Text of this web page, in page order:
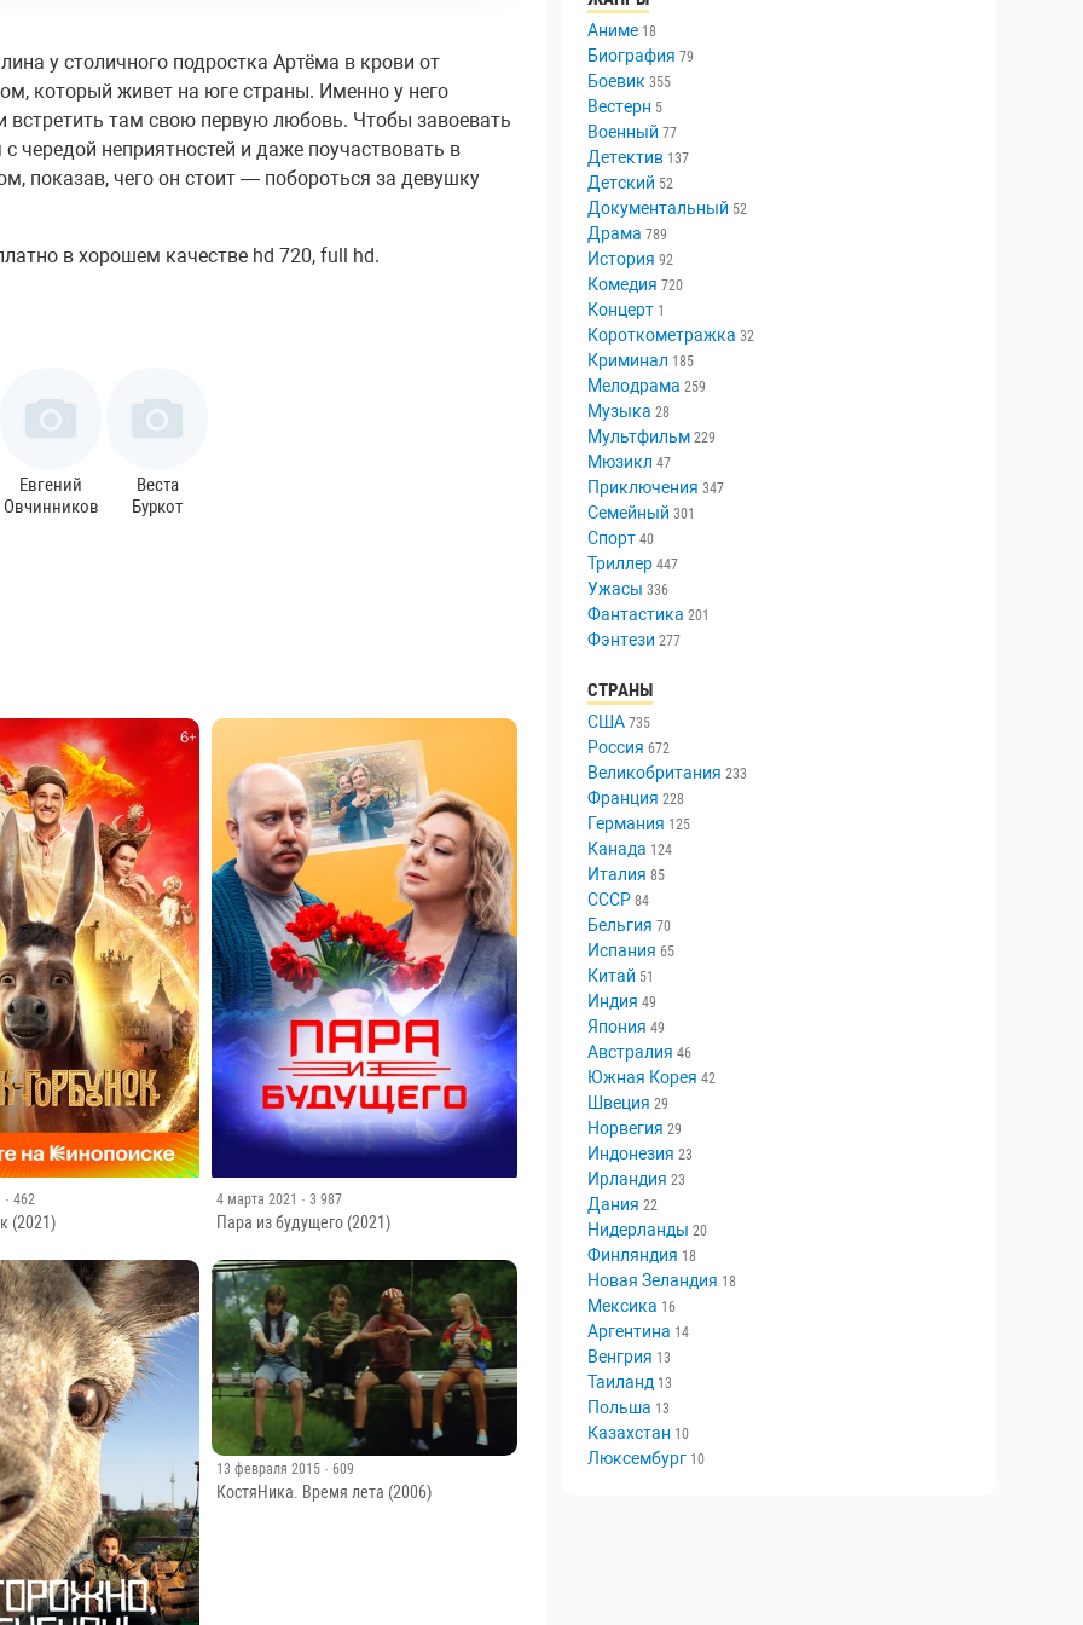
у столичного подростка Артёма в крови от
который живет на юге страны. Именно у него
встретить там свою первую любовь. Чтобы завоевать
чередой неприятностей и даже поучаствовать в
показав, чего он стоит — побороться за девушку
в хорошем качестве hd 720, full hd.
Евгений
Овчинников
Веста
Буркот
· 462
(2021)
4 марта 2021 · 3 987
Пара из будущего (2021)
13 февраля 2015 · 609
КостяНика. Время лета (2006)
Аниме 18
Биография 79
Боевик 355
Вестерн 5
Военный 77
Детектив 137
Детский 52
Документальный 52
Драма 789
История 92
Комедия 720
Концерт 1
Короткометражка 32
Криминал 185
Мелодрама 259
Музыка 28
Мультфильм 229
Мюзикл 47
Приключения 347
Семейный 301
Спорт 40
Триллер 447
Ужасы 336
Фантастика 201
Фэнтези 277
СТРАНЫ
США 735
Россия 672
Великобритания 233
Франция 228
Германия 125
Канада 124
Италия 85
СССР 84
Бельгия 70
Испания 65
Китай 51
Индия 49
Япония 49
Австралия 46
Южная Корея 42
Швеция 29
Норвегия 29
Индонезия 23
Ирландия 23
Дания 22
Нидерланды 20
Финляндия 18
Новая Зеландия 18
Мексика 16
Аргентина 14
Венгрия 13
Таиланд 13
Польша 13
Казахстан 10
Люксембург 10